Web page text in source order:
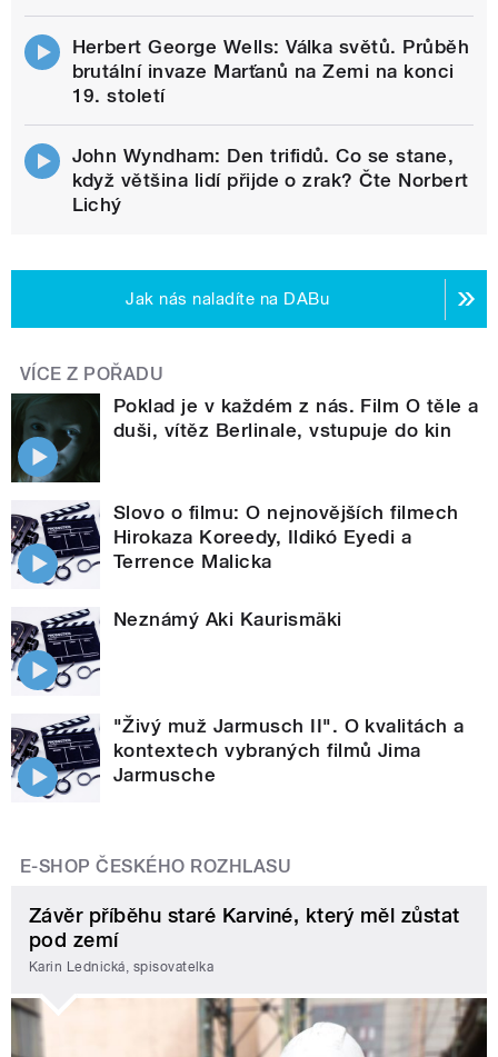
Herbert George Wells: Válka světů. Průběh
brutální invaze Marťanů na Zemi na konci
19. století
John Wyndham: Den trifidů. Co se stane,
když většina lidí přijde o zrak? Čte Norbert
Lichý
Jak nás naladíte na DABu
VÍCE Z POŘADU
Poklad je v každém z nás. Film O těle a
duši, vítěz Berlinale, vstupuje do kin
Slovo o filmu: O nejnovějších filmech
Hirokaza Koreedy, Ildikó Eyedi a
Terrence Malicka
Neznámý Aki Kaurismäki
"Živý muž Jarmusch II". O kvalitách a
kontextech vybraných filmů Jima
Jarmusche
E-SHOP ČESKÉHO ROZHLASU
Závěr příběhu staré Karviné, který měl zůstat
pod zemí
Karin Lednická, spisovatelka